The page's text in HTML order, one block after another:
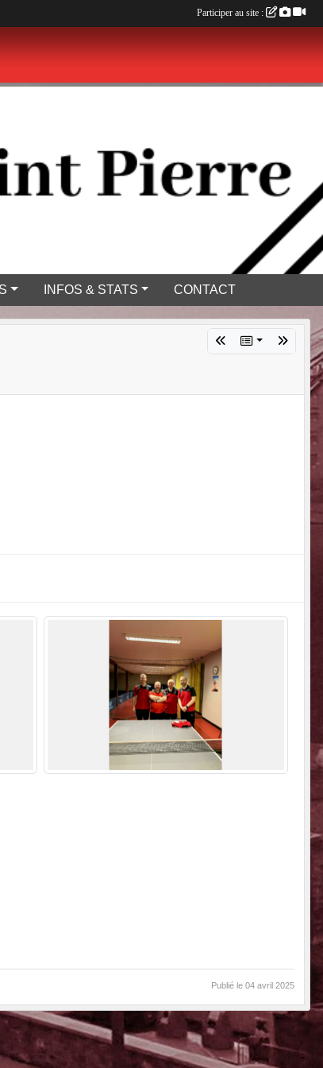
INFOS & STATS CONTACT
Publié le 04 avril 2025
Participer au site :